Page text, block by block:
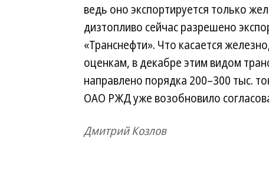
ведь оно экспортируется только
дизтопливо сейчас разрешено
«Транснефти». Что касается
оценкам, в декабре этим видом
направлено порядка 200–300 тыс.
ОАО РЖД уже возобновило
Дмитрий Козлов